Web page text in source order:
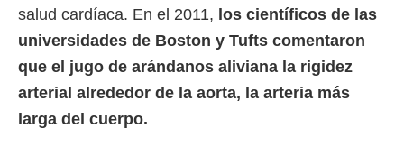
salud cardíaca. En el 2011, los científicos de las
universidades de Boston y Tufts comentaron
que el jugo de arándanos aliviana la rigidez
arterial alrededor de la aorta, la arteria más
larga del cuerpo.